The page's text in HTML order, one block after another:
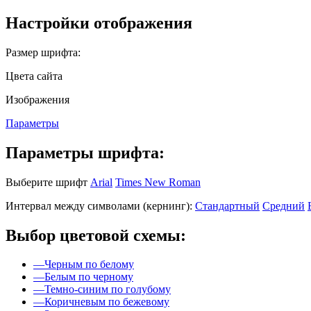
Настройки отображения
Размер шрифта:
Цвета сайта
Изображения
Параметры
Параметры шрифта:
Выберите шрифт Arial Times New Roman
Интервал между символами (кернинг): Стандартный Средний
Выбор цветовой схемы:
—Черным по белому
—Белым по черному
—Темно-синим по голубому
—Коричневым по бежевому